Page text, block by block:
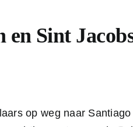
en Sint
op weg naar